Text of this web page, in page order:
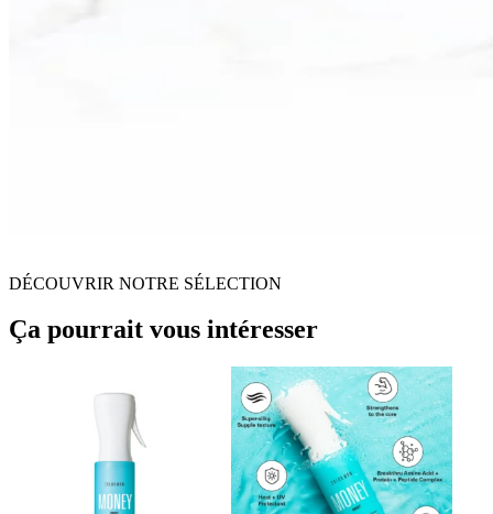
DÉCOUVRIR NOTRE SÉLECTION
Ça pourrait vous intéresser